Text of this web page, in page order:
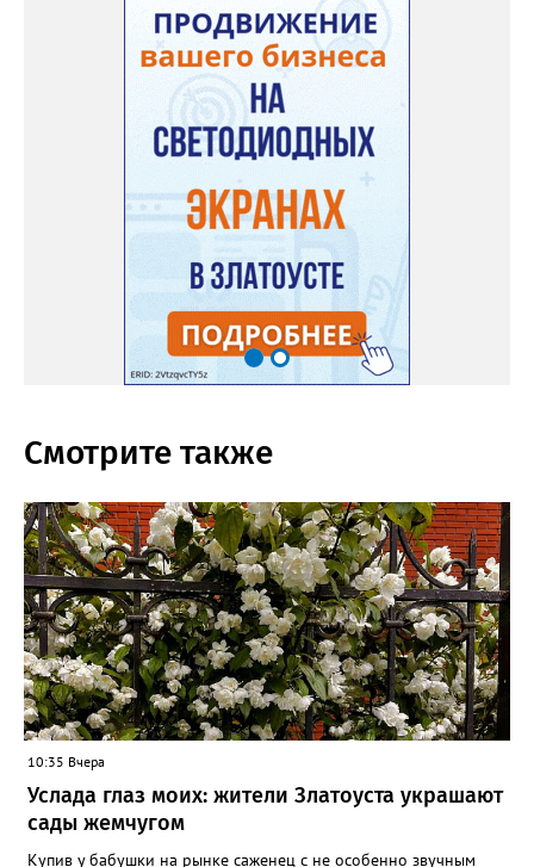
Смотрите также
10:35 Вчера
Услада глаз моих: жители Златоуста украшают
сады жемчугом
Купив у бабушки на рынке саженец с не особенно звучным